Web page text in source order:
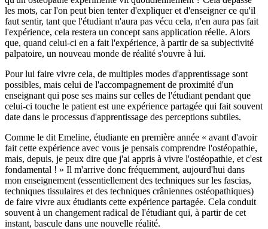
les mots, car l'on peut bien tenter d'expliquer et d'enseigner ce qu'il
faut sentir, tant que l'étudiant n'aura pas vécu cela, n'en aura pas fait
l'expérience, cela restera un concept sans application réelle. Alors
que, quand celui-ci en a fait l'expérience, à partir de sa subjectivité
palpatoire, un nouveau monde de réalité s'ouvre à lui.
Pour lui faire vivre cela, de multiples modes d'apprentissage sont
possibles, mais celui de l'accompagnement de proximité d'un
enseignant qui pose ses mains sur celles de l'étudiant pendant que
celui-ci touche le patient est une expérience partagée qui fait souvent
date dans le processus d'apprentissage des perceptions subtiles.
Comme le dit Emeline, étudiante en première année « avant d'avoir
fait cette expérience avec vous je pensais comprendre l'ostéopathie,
mais, depuis, je peux dire que j'ai appris à vivre l'ostéopathie, et c'est
fondamental ! » Il m'arrive donc fréquemment, aujourd'hui dans
mon enseignement (essentiellement des techniques sur les fascias,
techniques tissulaires et des techniques crâniennes ostéopathiques)
de faire vivre aux étudiants cette expérience partagée. Cela conduit
souvent à un changement radical de l'étudiant qui, à partir de cet
instant, bascule dans une nouvelle réalité.